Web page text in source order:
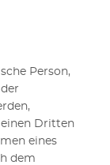
Person,
Dritten
eines
dem